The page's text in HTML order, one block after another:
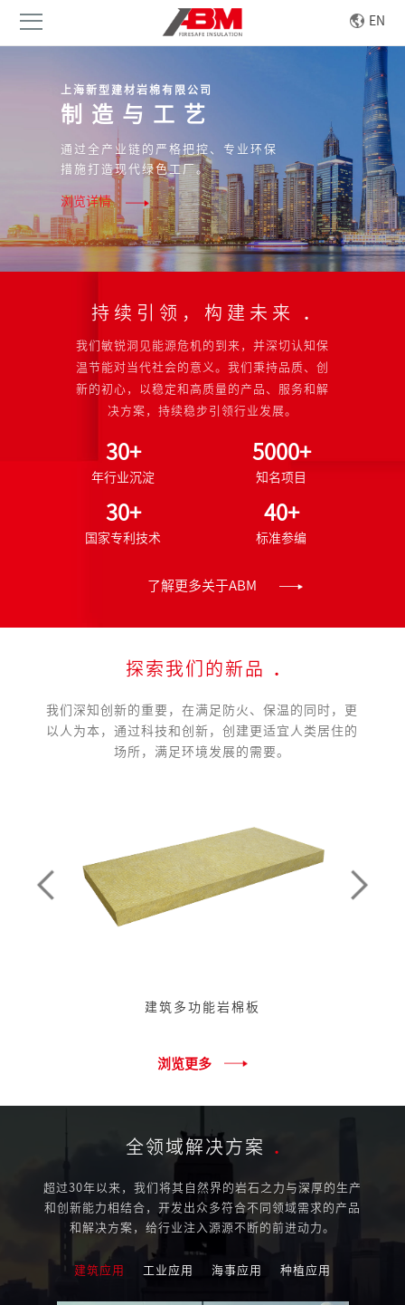
EN
上海新型建材岩棉有限公司
品质与管理
通过严谨闭环的管理体系、齐全精密
的检测设备，对产品品质的进行全方
浏览详情
持续引领，构建未来 .
我们敏锐洞见能源危机的到来，并深切认知保
温节能对当代社会的意义。我们秉持品质、创
新的初心，以稳定和高质量的产品、服务和解
决方案，持续稳步引领行业发展。
30+
年行业沉淀
5000+
知名项目
30+
国家专利技术
40+
标准参编
了解更多关于ABM
探索我们的新品 .
我们深知创新的重要，在满足防火、保温的同时，更
以人为本，通过科技和创新，创建更适宜人类居住的
场所，满足环境发展的需要。
建筑多功能岩棉板
浏览更多
全领域解决方案 .
超过30年以来，我们将其自然界的岩石之力与深厚的生产
和创新能力相结合，开发出众多符合不同领域需求的产品
和解决方案，给行业注入源源不断的前进动力。
建筑应用 工业应用 海事应用 种植应用